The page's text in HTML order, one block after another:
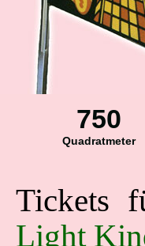
750
Quadratmeter
Tickets
Light